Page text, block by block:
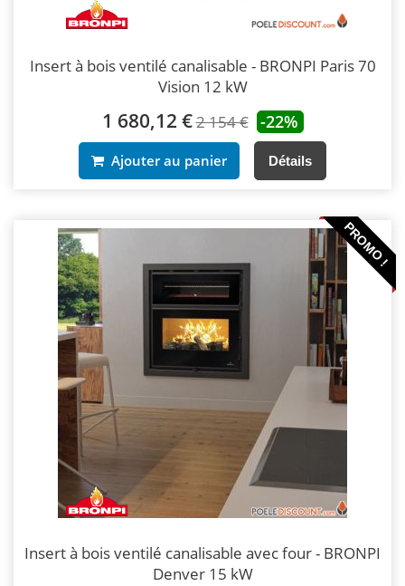
Insert à bois ventilé canalisable - BRONPI Paris 70
Vision 12 kW
1 680,12 €2 154 € -22%
Ajouter au panier Détails
PROMO !
Insert à bois ventilé canalisable avec four - BRONPI
Denver 15 kW